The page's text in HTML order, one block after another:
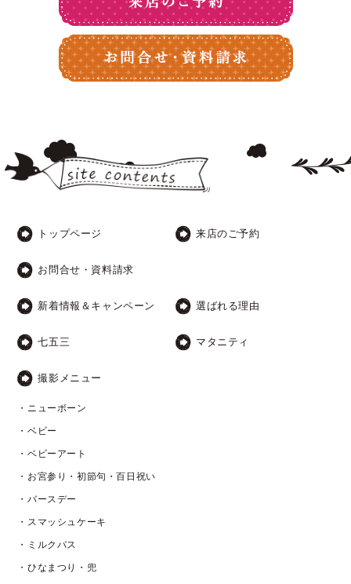
トップページ 来店のご予約
お問合せ・資料請求
新着情報＆キャンペーン 選ばれる理由
七五三 マタニティ
撮影メニュー
・ニューボーン
・ベビー
・ベビーアート
・お宮参り・初節句・百日祝い
・バースデー
・スマッシュケーキ
・ミルクバス
・ひなまつり・兜